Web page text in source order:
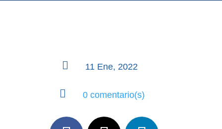
 11 Ene, 2022
 0 comentario(s)